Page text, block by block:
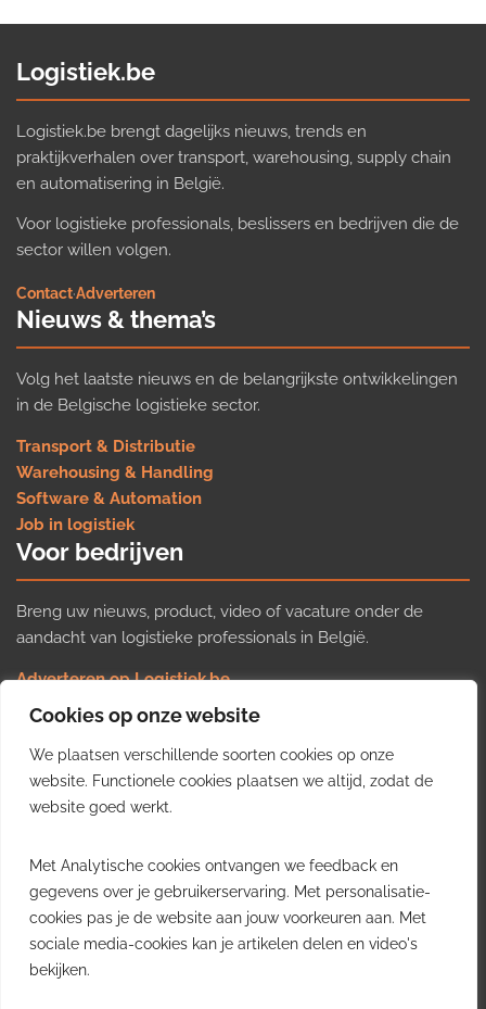
Cookies op onze website
We plaatsen verschillende soorten cookies op onze
website. Functionele cookies plaatsen we altijd, zodat de
website goed werkt.
Met Analytische cookies ontvangen we feedback en
gegevens over je gebruikerservaring. Met personalisatie-
cookies pas je de website aan jouw voorkeuren aan. Met
sociale media-cookies kan je artikelen delen en video's
bekijken.
Logistiek.be
Logistiek.be brengt dagelijks nieuws, trends en
praktijkverhalen over transport, warehousing, supply chain
en automatisering in België.
Voor logistieke professionals, beslissers en bedrijven die de
sector willen volgen.
Contact·Adverteren
Nieuws & thema’s
Volg het laatste nieuws en de belangrijkste ontwikkelingen
in de Belgische logistieke sector.
Transport & Distributie
Warehousing & Handling
Software & Automation
Job in logistiek
Voor bedrijven
Breng uw nieuws, product, video of vacature onder de
aandacht van logistieke professionals in België.
Adverteren op Logistiek.be
Nieuws insturen
Uw video op Logistiek.TV
Job plaatsen
Gratis wekelijkse update
inzichten uit de Belgische logistieke sector in uw inbox.
Ontvang je gratis
wekelijkse update